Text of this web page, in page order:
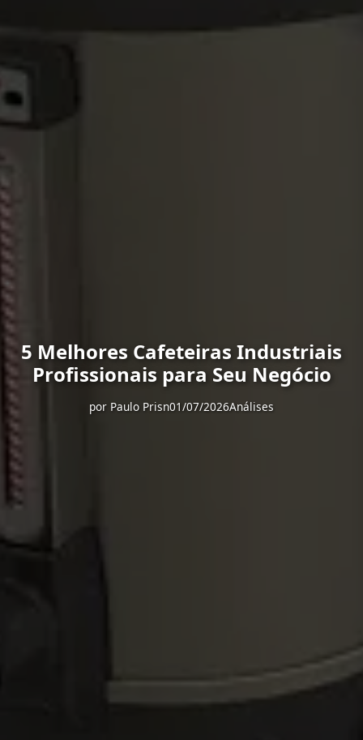
5 Melhores Cafeteiras Industriais
Profissionais para Seu Negócio
por Paulo Prisn01/07/2026Análises